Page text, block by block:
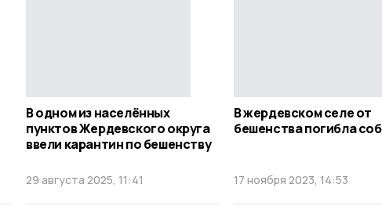
В одном из населённых
пунктов Жердевского округа
ввели карантин по бешенству
29 августа 2025, 11:41
В жердевском селе от
бешенства погибла
17 ноября 2023, 14:53